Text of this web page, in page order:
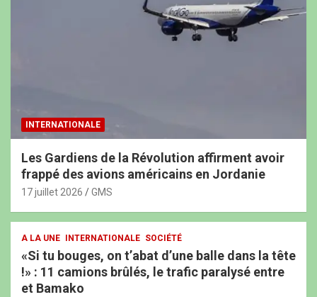
INTERNATIONALE
Les Gardiens de la Révolution affirment avoir
frappé des avions américains en Jordanie
17 juillet 2026 GMS
A LA UNE INTERNATIONALE SOCIÉTÉ
«Si tu bouges, on t’abat d’une balle dans la tête
!» : 11 camions brûlés, le trafic paralysé entre
et Bamako